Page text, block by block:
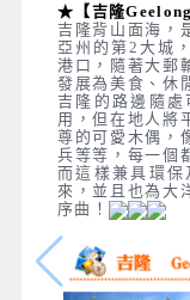
★【吉隆Geelong
吉隆背山面海，
亞州的第2大城
港口，隨著大郵
發展為美食、休
吉隆的路邊隨
用，但在地人將
尊的可愛木偶，
兵等等，每一個
而這樣兼具環
來，並且也為大
序曲！